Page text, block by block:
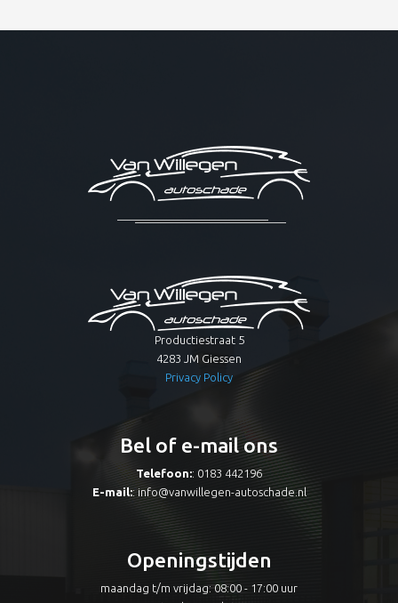
Productiestraat 5
4283 JM Giessen
Privacy Policy
Bel of e-mail ons
Telefoon:: 0183 442196
E-mail:: info@vanwillegen-autoschade.nl
Openingstijden
maandag t/m vrijdag: 08:00 - 17:00 uur